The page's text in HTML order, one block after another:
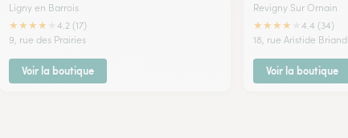
Ligny en Barrois
★★★★
4.2 (17)
9, rue des Prairies
Voir la boutique
Revigny Sur Ornain
★★★★
4.4 (34)
18, rue Aristide Briand
Voir la boutique